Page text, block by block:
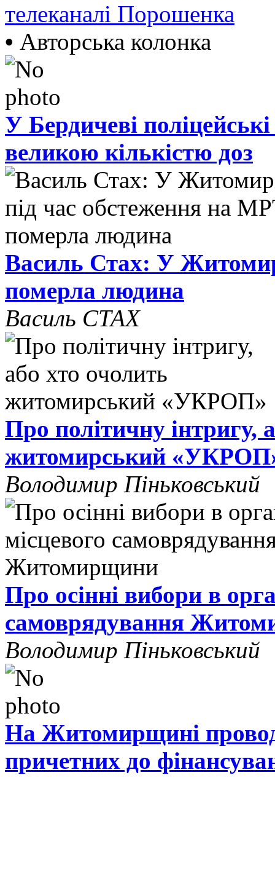
телеканалі Порошенка
• Авторська колонка
У Бердичеві
великою кількістю доз
Василь Стах: У
померла людина
Василь СТАХ
Про політичну інтригу,
житомирський
Володимир Піньковський
Про осінні вибори в
самоврядування
Володимир Піньковський
На Житомирщині
причетних до